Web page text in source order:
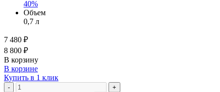
40%
Объем
0,7 л
7 480 ₽
8 800 ₽
В корзину
В корзине
Купить в 1 клик
- +